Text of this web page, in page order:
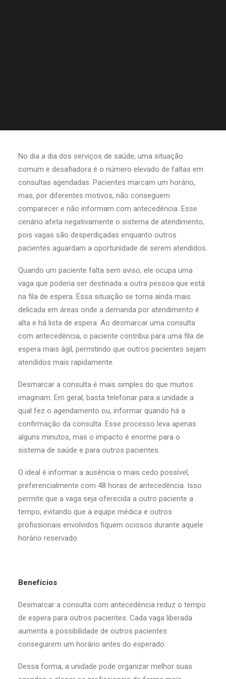
No dia a dia dos serviços de saúde, uma situação
comum e desafiadora é o número elevado de faltas em
consultas agendadas. Pacientes marcam um horário,
mas, por diferentes motivos, não conseguem
comparecer e não informam com antecedência. Esse
cenário afeta negativamente o sistema de atendimento,
pois vagas são desperdiçadas enquanto outros
pacientes aguardam a oportunidade de serem atendidos.
Quando um paciente falta sem aviso, ele ocupa uma
vaga que poderia ser destinada a outra pessoa que está
na fila de espera. Essa situação se torna ainda mais
delicada em áreas onde a demanda por atendimento é
alta e há lista de espera. Ao desmarcar uma consulta
com antecedência, o paciente contribui para uma fila de
espera mais ágil, permitindo que outros pacientes sejam
atendidos mais rapidamente.
Desmarcar a consulta é mais simples do que muitos
imaginam. Em geral, basta telefonar para a unidade a
qual fez o agendamento ou, informar quando há a
confirmação da consulta. Esse processo leva apenas
alguns minutos, mas o impacto é enorme para o
sistema de saúde e para outros pacientes.
O ideal é informar a ausência o mais cedo possível,
preferencialmente com 48 horas de antecedência. Isso
permite que a vaga seja oferecida a outro paciente a
tempo, evitando que a equipe médica e outros
profissionais envolvidos fiquem ociosos durante aquele
horário reservado.
Benefícios
Desmarcar a consulta com antecedência reduz o tempo
de espera para outros pacientes. Cada vaga liberada
aumenta a possibilidade de outros pacientes
conseguirem um horário antes do esperado.
Dessa forma, a unidade pode organizar melhor suas